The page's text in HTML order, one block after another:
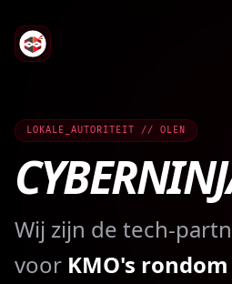
LOKALE_AUTORITEIT // OLEN
Wij zijn de tech-
voor KMO's